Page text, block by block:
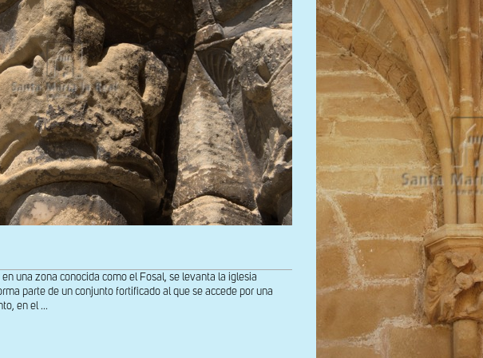
una zona conocida como el Fosal, se levanta la iglesia
parte de un conjunto fortificado al que se accede por una
en el ...